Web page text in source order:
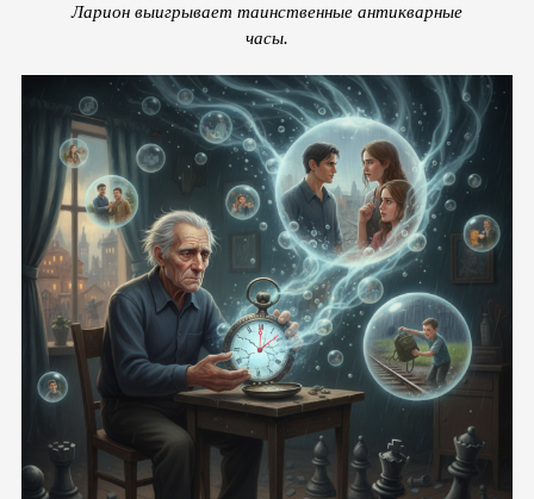
Ларион выигрывает таинственные антикварные
часы.